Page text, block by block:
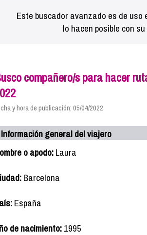
Este buscador avanzado es de
lo hacen posible con
compañero/s para hacer
y hora de publicación: 05/04/2022
Información general del viajero
o apodo:Laura
Barcelona
España
de nacimiento:1995